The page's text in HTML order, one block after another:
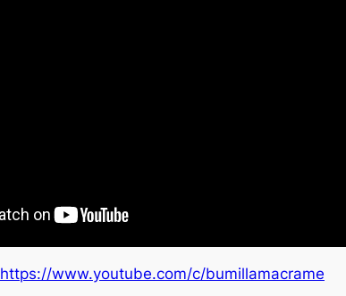
https://www.youtube.com/c/bumillamacrame